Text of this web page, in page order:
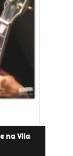
na Vila